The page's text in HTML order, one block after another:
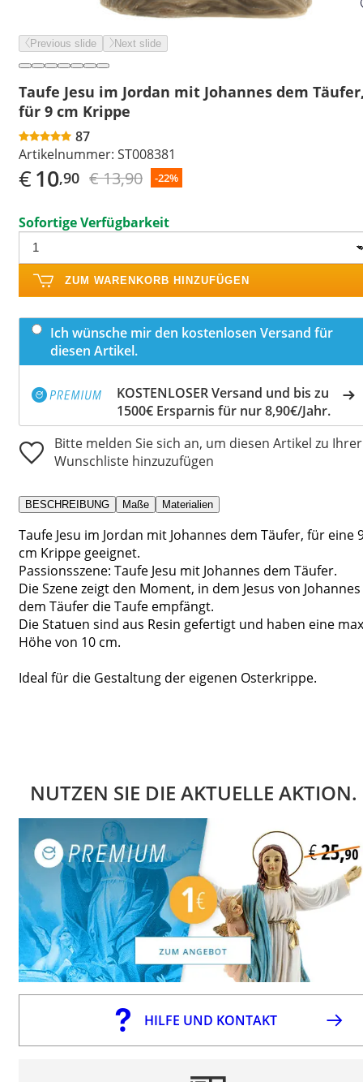
Previous slide Next slide
Taufe Jesu im Jordan mit Johannes dem
für 9 cm Krippe
87
Artikelnummer: ST008381
€10,90 € 13,90 -22%
Sofortige Verfügbarkeit
ZUM WARENKORB HINZUFÜGEN
Ich wünsche mir den kostenlosen Versand für
diesen Artikel.
KOSTENLOSER Versand und bis zu
1500€ Ersparnis für nur 8,90€/Jahr.
Bitte melden Sie sich an, um diesen Artikel zu Ihrer
Wunschliste hinzuzufügen
BESCHREIBUNG Maße Materialien
Taufe Jesu im Jordan mit Johannes dem Täufer, für eine
cm Krippe geeignet.
Passionsszene: Taufe Jesu mit Johannes dem Täufer.
Die Szene zeigt den Moment, in dem Jesus von Johannes
dem Täufer die Taufe empfängt.
Die Statuen sind aus Resin gefertigt und haben eine
Höhe von 10 cm.
Ideal für die Gestaltung der eigenen Osterkrippe.
NUTZEN SIE DIE AKTUELLE AKTION.
HILFE UND KONTAKT